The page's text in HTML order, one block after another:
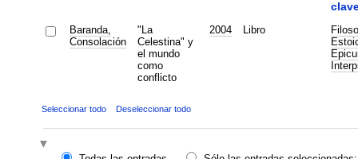
Baranda,
Consolación
"La
Celestina" y
el mundo
como
conflicto
2004 Libro
Seleccionar todo Deseleccionar todo